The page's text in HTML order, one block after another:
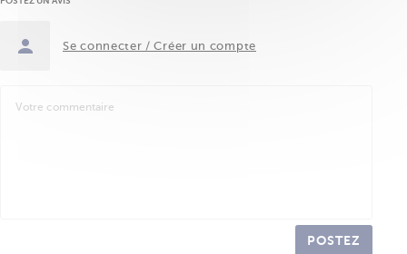
Se connecter / Créer un compte
POSTEZ